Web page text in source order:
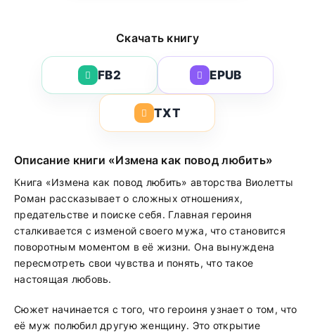
Скачать книгу
FB2 EPUB
TXT
Описание книги «Измена как повод любить»
Книга «Измена как повод любить» авторства Виолетты
Роман рассказывает о сложных отношениях,
предательстве и поиске себя. Главная героиня
сталкивается с изменой своего мужа, что становится
поворотным моментом в её жизни. Она вынуждена
пересмотреть свои чувства и понять, что такое
настоящая любовь.
Сюжет начинается с того, что героиня узнает о том, что
её муж полюбил другую женщину. Это открытие